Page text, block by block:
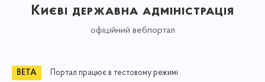
Києві державна адміністрація
офіційний вебпортал
Портал працює в тестовому режимі